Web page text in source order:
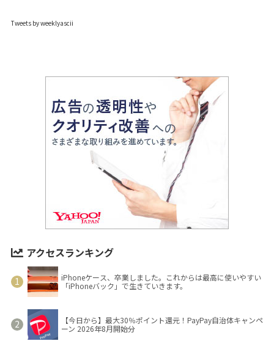
Tweets by weeklyascii
アクセスランキング
iPhoneケース、卒業しました。これからは最高に使いやすい
「iPhoneバック」で生きていきます。
【今日から】最大30％ポイント還元！PayPay自治体キャンペ
ーン 2026年8月開始分